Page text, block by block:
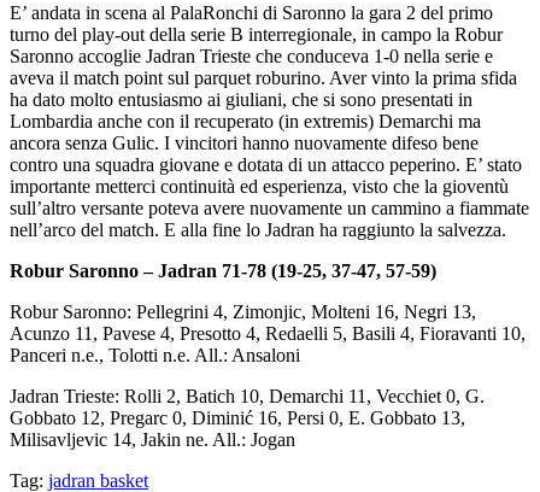
E’ andata in scena al PalaRonchi di Saronno la gara 2 del primo
turno del play-out della serie B interregionale, in campo la Robur
Saronno accoglie Jadran Trieste che conduceva 1-0 nella serie e
aveva il match point sul parquet roburino. Aver vinto la prima sfida
ha dato molto entusiasmo ai giuliani, che si sono presentati in
Lombardia anche con il recuperato (in extremis) Demarchi ma
ancora senza Gulic. I vincitori hanno nuovamente difeso bene
contro una squadra giovane e dotata di un attacco peperino. E’ stato
importante metterci continuità ed esperienza, visto che la gioventù
sull’altro versante poteva avere nuovamente un cammino a fiammate
nell’arco del match. E alla fine lo Jadran ha raggiunto la salvezza.
Robur Saronno – Jadran 71-78 (19-25, 37-47, 57-59)
Robur Saronno: Pellegrini 4, Zimonjic, Molteni 16, Negri 13,
Acunzo 11, Pavese 4, Presotto 4, Redaelli 5, Basili 4, Fioravanti 10,
Panceri n.e., Tolotti n.e. All.: Ansaloni
Jadran Trieste: Rolli 2, Batich 10, Demarchi 11, Vecchiet 0, G.
Gobbato 12, Pregarc 0, Diminić 16, Persi 0, E. Gobbato 13,
Milisavljevic 14, Jakin ne. All.: Jogan
Tag: jadran basket